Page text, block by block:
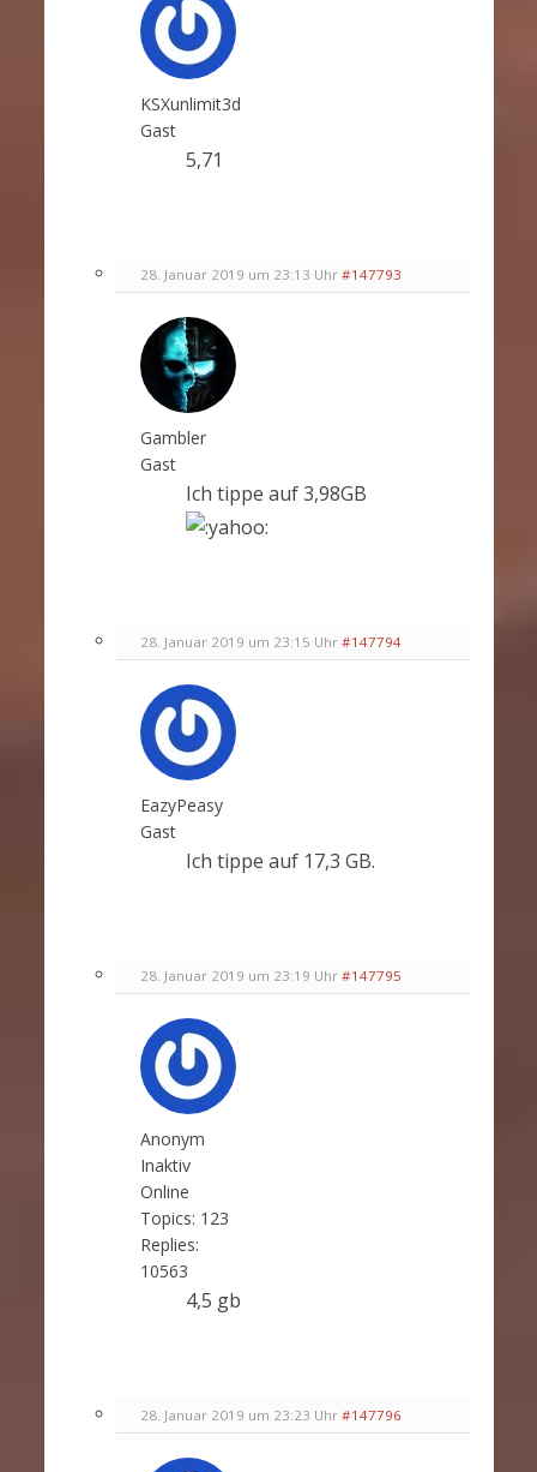
KSXunlimit3d
Gast
5,71
28. Januar 2019 um 23:13 Uhr #147793
Gambler
Gast
Ich tippe auf 3,98GB
28. Januar 2019 um 23:15 Uhr #147794
EazyPeasy
Gast
Ich tippe auf 17,3 GB.
28. Januar 2019 um 23:19 Uhr #147795
Anonym
Inaktiv
Online
Topics: 123
Replies:
10563
4,5 gb
28. Januar 2019 um 23:23 Uhr #147796